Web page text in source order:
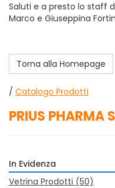
Saluti e a presto lo staff
Marco e Giuseppina
Torna alla Homepage
/ Catalogo Prodotti
PRIUS PHARMA
In Evidenza
Vetrina Prodotti (50)